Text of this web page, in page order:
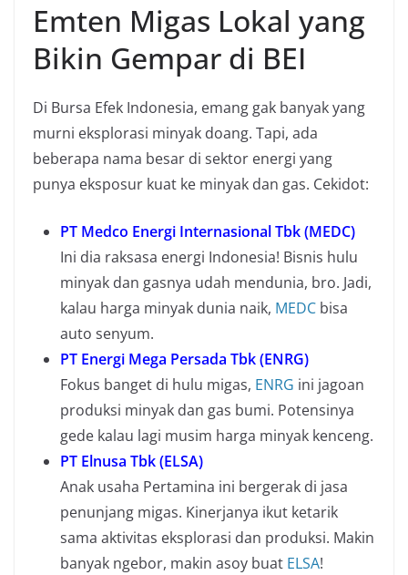
Emten Migas Lokal yang
Bikin Gempar di BEI
Di Bursa Efek Indonesia, emang gak banyak yang
murni eksplorasi minyak doang. Tapi, ada
beberapa nama besar di sektor energi yang
punya eksposur kuat ke minyak dan gas. Cekidot:
PT Medco Energi Internasional Tbk (MEDC)
Ini dia raksasa energi Indonesia! Bisnis hulu
minyak dan gasnya udah mendunia, bro. Jadi,
kalau harga minyak dunia naik, MEDC bisa
auto senyum.
PT Energi Mega Persada Tbk (ENRG)
Fokus banget di hulu migas, ENRG ini jagoan
produksi minyak dan gas bumi. Potensinya
gede kalau lagi musim harga minyak kenceng.
PT Elnusa Tbk (ELSA)
Anak usaha Pertamina ini bergerak di jasa
penunjang migas. Kinerjanya ikut ketarik
sama aktivitas eksplorasi dan produksi. Makin
banyak ngebor, makin asoy buat ELSA!